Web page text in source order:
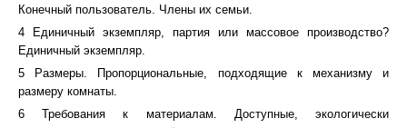
Конечный пользователь. Члены их семьи.
4 Единичный экземпляр, партия или массовое производство?
Единичный экземпляр.
5 Размеры. Пропорциональные, подходящие к механизму и
размеру комнаты.
6 Требования к материалам. Доступные, экологически